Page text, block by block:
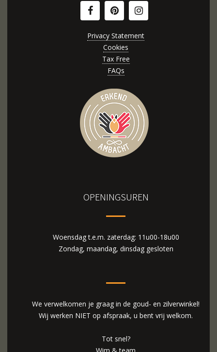
Privacy Statement
Cookies
Tax Free
FAQs
OPENINGSUREN
Woensdag t.e.m. zaterdag: 11u00-18u00
Zondag, maandag, dinsdag gesloten
We verwelkomen je graag in de goud- en zilverwinkel!
Wij werken NIET op afspraak, u bent vrij welkom.
Tot snel?